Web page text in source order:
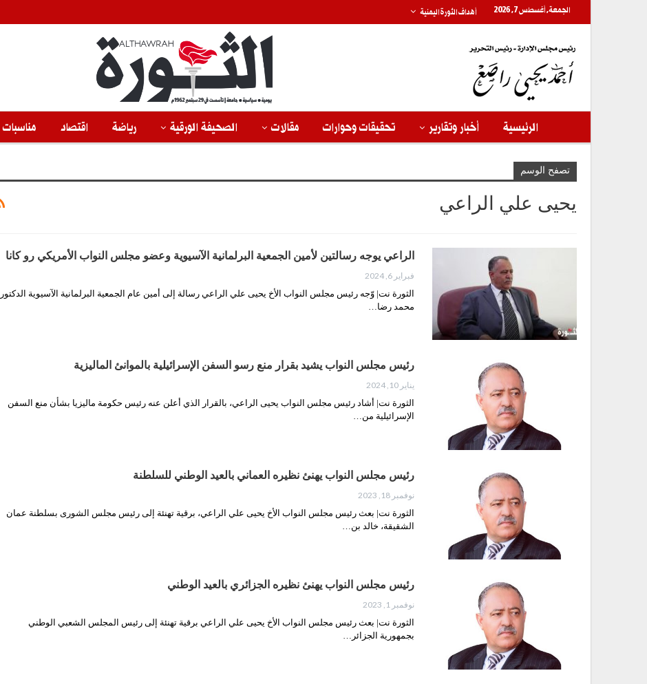
الجمعة, أغسطس 7, 2026 أهداف الثورة اليمنية
الرئيسية أخبار وتقارير تحقيقات وحوارات مقالات الصحيفة الورقية رياضة اقتصاد مناسبات
تصفح الوسم
يحيى علي الراعي
الراعي يوجه رسالتين لأمين الجمعية البرلمانية الآسيوية وعضو مجلس النواب الأمريكي رو كانا
فبراير 6, 2024
الثورة نت| وّجه رئيس مجلس النواب الأخ يحيى علي الراعي رسالة إلى أمين عام الجمعية البرلمانية الآسيوية الدكتور
محمد رضا…
رئيس مجلس النواب يشيد بقرار منع رسو السفن الإسرائيلية بالموانئ الماليزية
يناير 10, 2024
الثورة نت| أشاد رئيس مجلس النواب يحيى الراعي، بالقرار الذي أعلن عنه رئيس حكومة ماليزيا بشأن منع السفن
الإسرائيلية من…
رئيس مجلس النواب يهنئ نظيره العماني بالعيد الوطني للسلطنة
نوفمبر 18, 2023
الثورة نت| بعث رئيس مجلس النواب الأخ يحيى علي الراعي، برقية تهنئة إلى رئيس مجلس الشورى بسلطنة عمان
الشقيقة، خالد بن…
رئيس مجلس النواب يهنئ نظيره الجزائري بالعيد الوطني
نوفمبر 1, 2023
الثورة نت| بعث رئيس مجلس النواب الأخ يحيى علي الراعي برقية تهنئة إلى رئيس المجلس الشعبي الوطني
بجمهورية الجزائر…